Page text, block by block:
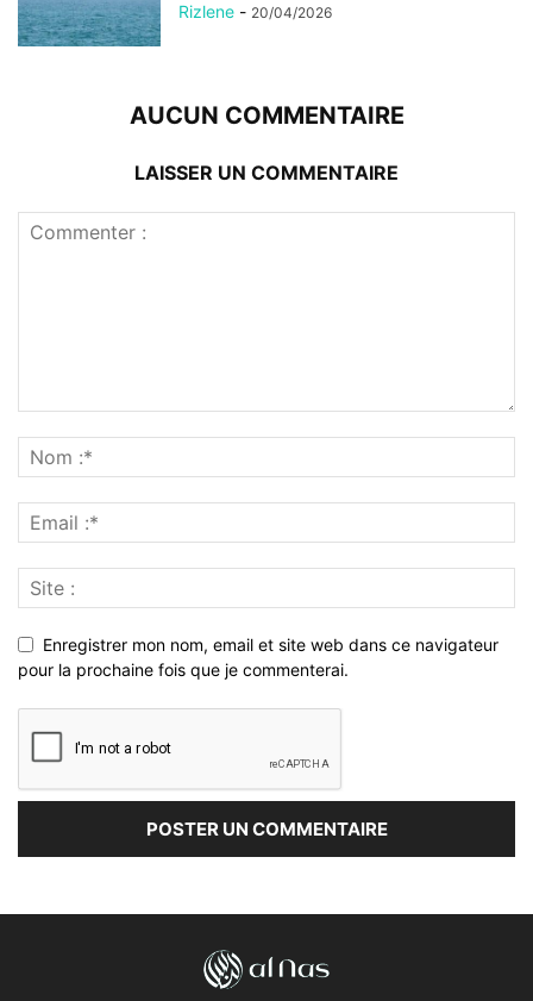
Rizlene - 20/04/2026
AUCUN COMMENTAIRE
LAISSER UN COMMENTAIRE
Enregistrer mon nom, email et site web dans ce navigateur
pour la prochaine fois que je commenterai.